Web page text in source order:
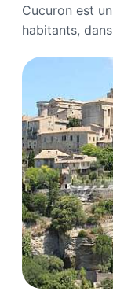
Cucuron est
habitants,